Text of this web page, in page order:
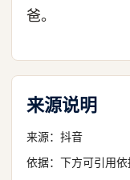
爸。
来源说明
来源： 抖音
依据：下方可引用依